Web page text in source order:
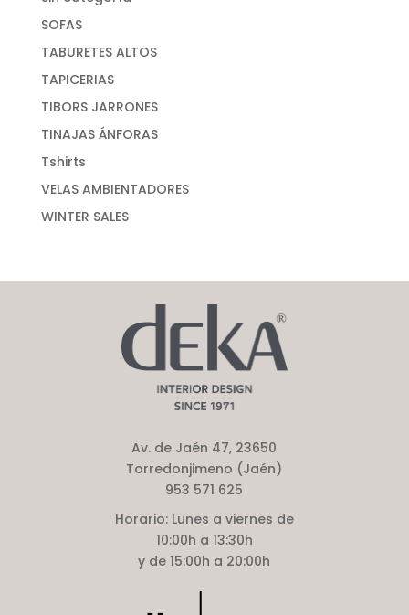
SOFAS
TABURETES ALTOS
TAPICERIAS
TIBORS JARRONES
TINAJAS ÁNFORAS
Tshirts
VELAS AMBIENTADORES
WINTER SALES
Av. de Jaén 47, 23650
Torredonjimeno (Jaén)
953 571 625
Horario:Lunes a viernes de
10:00h a 13:30h
y de 15:00h a 20:00h